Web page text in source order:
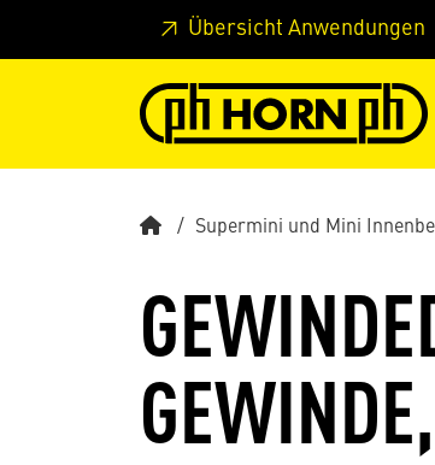
Springe zu Hauptinhalt Springe zum Header
Übersicht Anwendungen
Supermini und Mini